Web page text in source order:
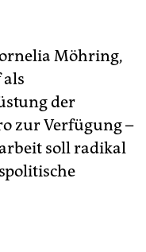
Möhring,
der
zur Verfügung –
soll radikal